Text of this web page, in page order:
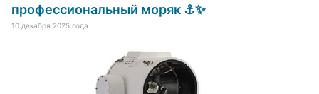
профессиональный моряк ⚓✨
10 декабря 2025 года